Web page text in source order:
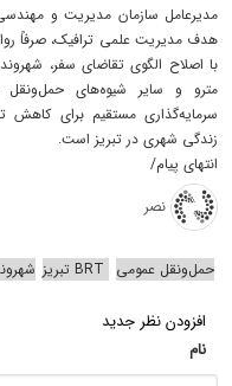
مدیرعامل سازمان مدیریت و
هدف مدیریت علمی ترافیک، صرفاً
مترو و سایر شیوه‌های
سرمایه‌گذاری مستقیم برای کاهش
زندگی شهری در تبریز است.
انتهای پیام/
نصر
حمل‌ونقل عمومی
افزودن نظر جدید
نام